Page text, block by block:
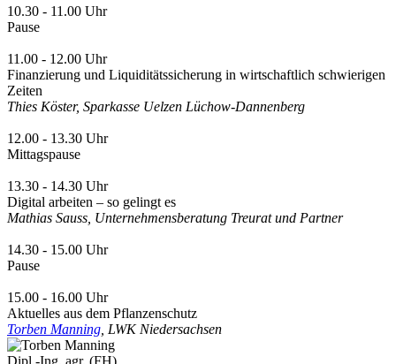
10.30 - 11.00 Uhr
Pause
11.00 - 12.00 Uhr
Finanzierung und Liquiditätssicherung in wirtschaftlich schwierigen
Zeiten
Thies Köster, Sparkasse Uelzen Lüchow-Dannenberg
12.00 - 13.30 Uhr
Mittagspause
13.30 - 14.30 Uhr
Digital arbeiten – so gelingt es
Mathias Sauss, Unternehmensberatung Treurat und Partner
14.30 - 15.00 Uhr
Pause
15.00 - 16.00 Uhr
Aktuelles aus dem Pflanzenschutz
Torben Manning , LWK Niedersachsen
Dipl.-Ing. agr. (FH)